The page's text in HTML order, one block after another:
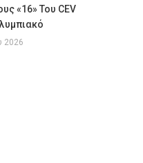
«16» Του CEV
2026